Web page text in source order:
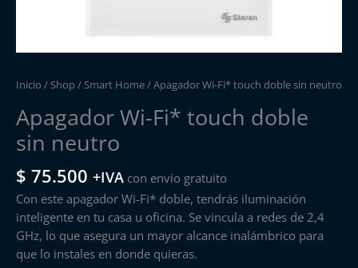
Inicio /Shop/Smart Home/ Apagador Wi-Fi* touch doble sin neutro
Apagador Wi-Fi* touch doble
sin neutro
$ 75.500 +IVA con envío gratuito
Con este apagador Wi-Fi* doble, tendrás iluminación
inteligente en tu casa u oficina. Se vincula a redes de 2,4
GHz, lo que asegura un mayor alcance inalámbrico para
que lo instales en donde quieras.